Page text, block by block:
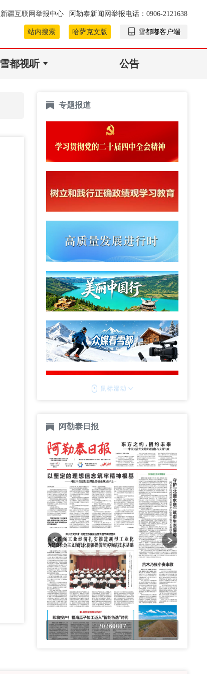
新疆互联网举报中心 阿勒泰新闻网举报电话：0906-2121638
站内搜索 哈萨克文版 雪都嘟客户端
雪都视听 公告
专题报道
阿勒泰日报
20260807